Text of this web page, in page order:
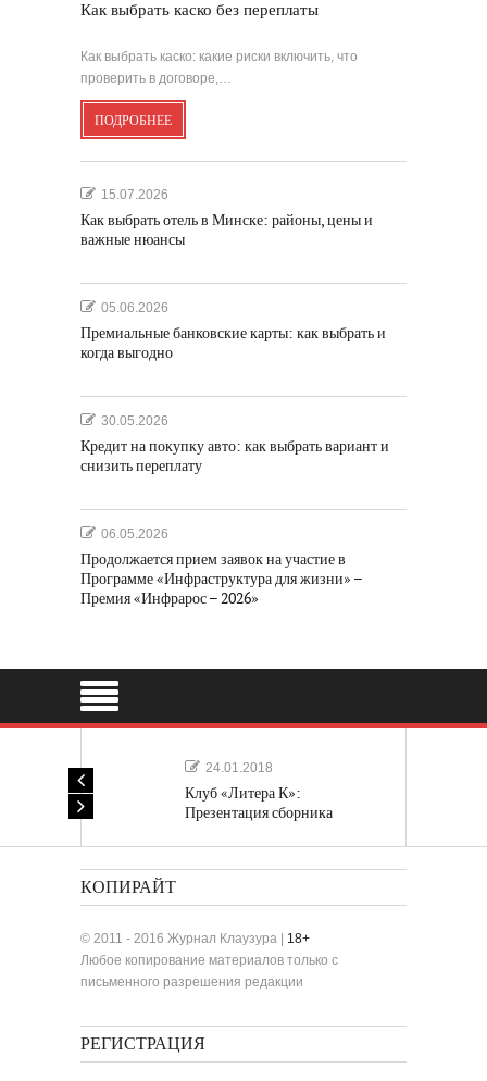
Как выбрать каско без переплаты
Как выбрать каско: какие риски включить, что
проверить в договоре,…
ПОДРОБНЕЕ
15.07.2026
Как выбрать отель в Минске: районы, цены и
важные нюансы
05.06.2026
Премиальные банковские карты: как выбрать и
когда выгодно
30.05.2026
Кредит на покупку авто: как выбрать вариант и
снизить переплату
06.05.2026
Продолжается прием заявок на участие в
Программе «Инфраструктура для жизни» –
Премия «Инфрарос – 2026»
24.01.2018
Клуб «Литера К»:
Презентация сборника
КОПИРАЙТ
© 2011 - 2016 Журнал Клаузура | 18+
Любое копирование материалов только с
письменного разрешения редакции
РЕГИСТРАЦИЯ